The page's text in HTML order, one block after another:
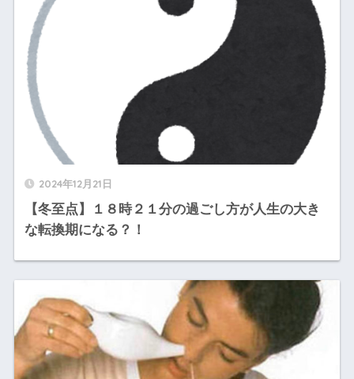
2024年12月21日
【冬至点】１８時２１分の過ごし方が人生の大き
な転換期になる？！